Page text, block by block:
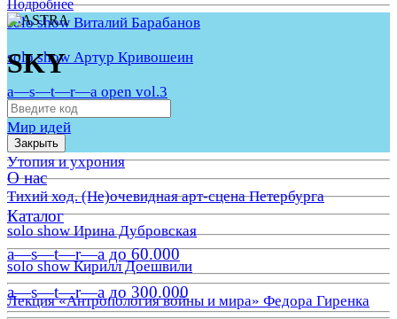
solo show Виталий Барабанов
solo show Артур Кривошеин
a—s—t—r—a open vol.3
Мир идей
Утопия и ухрония
Тихий ход. (Не)очевидная арт-сцена Петербурга
solo show Ирина Дубровская
solo show Кирилл Доешвили
Лекция «Антропология войны и мира» Федора Гиренка
Подробнее
SKY
Закрыть
О нас
Каталог
a—s—t—r—a до 60.000
a—s—t—r—a до 300.000